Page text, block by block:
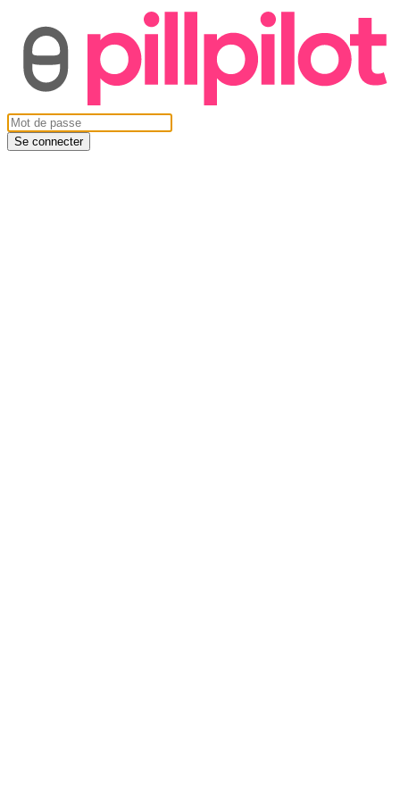
Se connecter